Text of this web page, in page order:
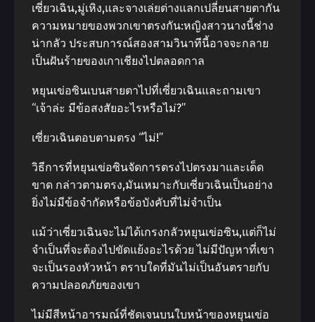
เซี่ยวเฉิน,มู่เหิง,และจางเล่ยต่างแลกเปลี่ยนสายตากัน
ความหมายของพวกเขาตรงกัน:หญิงสาวนางนี้ช่าง
น่ากลัว ประสบการณ์สองสามวินาทีนี้อาจจะกลาย
เป็นฝันร้ายของเกาเชียงไปตลอดกาล
หยุนเข่อซินเบนสายตาไปที่เซี่ยวเฉินและถามเขา
“เจ้าล่ะ มีข้อสงสัยอะไรหรือไม่?”
เซี่ยวเฉินตอบตามตรง “ไม่!”
วิธีการที่หยุนเข่อซินจัดการตรงไปตรงมาและเด็ด
ขาด กล่าวตามตรง,มันเหมาะกับเซี่ยวเฉินเป็นอย่าง
ยิ่งไม่มีข้อจํากัดหรือข้อบังคับที่ไม่จําเป็น
แม้ว่าเซี่ยวเฉินจะไม่ได้เกรงกลัวหยุนเข่อซิน,แต่ก็ไม่
จําเป็นที่จะต้องไปขัดแย้งอะไรด้วย ไม่มีปัญหาที่เขา
จะเป็นรองหัวหน้า ตราบใดที่มันไม่เป็นอันตรายกับ
ความปลอดภัยของเขา
ไม่มีสีหน้าอารมณ์ที่ชัดเจนบนใบหน้าของหยุนเข่อ